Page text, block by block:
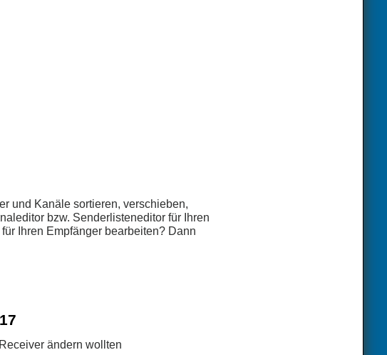
und Kanäle sortieren, verschieben,
bzw. Senderlisteneditor für Ihren
Ihren Empfänger bearbeiten? Dann
ändern wollten